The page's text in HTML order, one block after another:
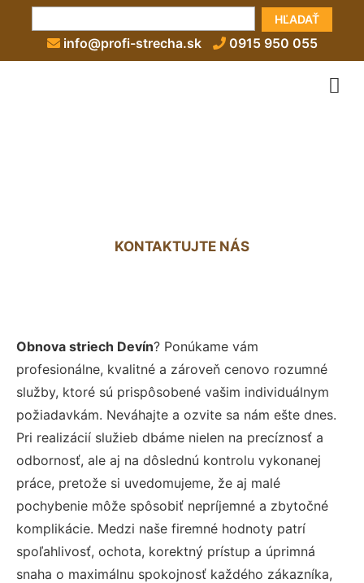
HĽADAŤ
info@profi-strecha.sk 0915 950 055
KONTAKTUJTE NÁS
Obnova striech Devín? Ponúkame vám
profesionálne, kvalitné a zároveň cenovo rozumné
služby, ktoré sú prispôsobené vašim individuálnym
požiadavkám. Neváhajte a ozvite sa nám ešte dnes.
Pri realizácií služieb dbáme nielen na precíznosť a
odbornosť, ale aj na dôslednú kontrolu vykonanej
práce, pretože si uvedomujeme, že aj malé
pochybenie môže spôsobiť nepríjemné a zbytočné
komplikácie. Medzi naše firemné hodnoty patrí
spoľahlivosť, ochota, korektný prístup a úprimná
snaha o maximálnu spokojnosť každého zákazníka,